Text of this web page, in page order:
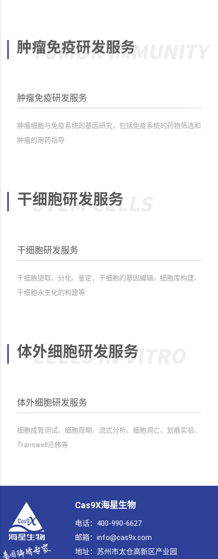
肿瘤免疫研发服务
肿瘤细胞与免疫系统的基因研究，包括免疫系统的药物筛选和
肿瘤的用药指导
干细胞研发服务
干细胞提取、分化、鉴定，干细胞的基因编辑、细胞库构建、
干细胞永生化的构建等
体外细胞研发服务
细胞成管测试、细胞周期、流式分析、细胞凋亡、划痕实验、
Transwell迁移等
Cas9X海星生物
电话：400-990-6627
邮箱：info@cas9x.com
地址：
苏州市太仓高新区产业园